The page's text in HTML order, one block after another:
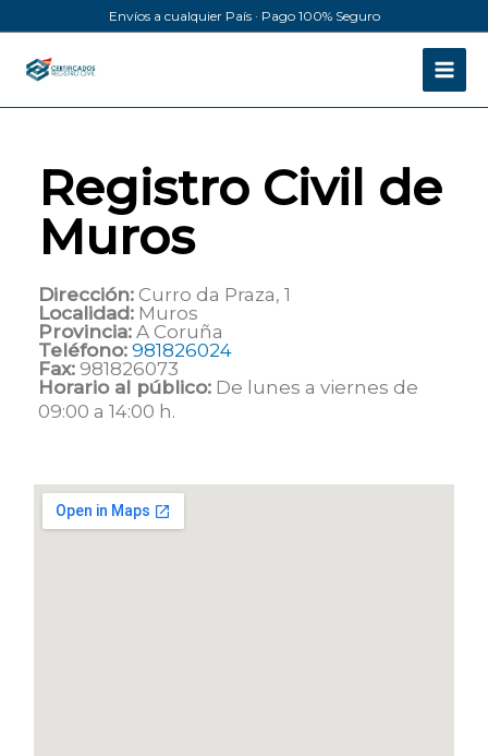
al
contenido
Envíos a cualquier País · Pago 100% Seguro
Registro Civil de
Muros
Dirección: Curro da Praza, 1
Localidad: Muros
Provincia: A Coruña
Teléfono: 981826024
Fax: 981826073
Horario al público: De lunes a viernes de
09:00 a 14:00 h.